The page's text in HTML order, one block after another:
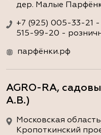
дер. Малые
+7 (925) 005-33-21 -
515-99-20 -
парфёнки.рф
AGRO-RA,
А.В.)
Московская
Кропоткинский